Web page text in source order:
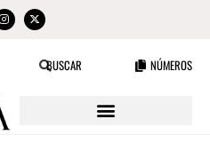
BUSCAR NÚMEROS